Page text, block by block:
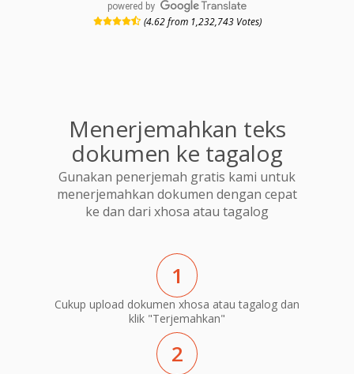
powered by
(4.62 from 1,232,743 Votes)
Menerjemahkan teks
dokumen ke tagalog
Gunakan penerjemah gratis kami untuk
menerjemahkan dokumen dengan cepat
ke dan dari xhosa atau tagalog
1
Cukup upload dokumen xhosa atau tagalog dan
klik "Terjemahkan"
2